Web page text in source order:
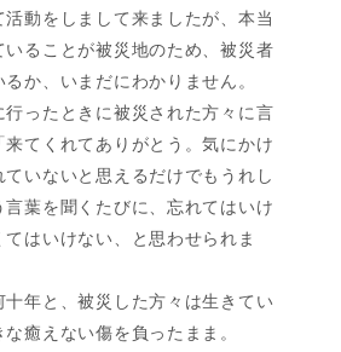
活動をしまして来ましたが、本当
いることが被災地のため、被災者
か、いまだにわかりません。
行ったときに被災された方々に言
来てくれてありがとう。気にかけ
ていないと思えるだけでもうれし
言葉を聞くたびに、忘れてはいけ
はいけない、と思わせられま
十年と、被災した方々は生きてい
癒えない傷を負ったまま。